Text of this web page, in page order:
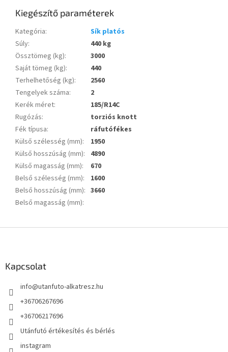
Kiegészítő paraméterek
Kategória:
Sík platós
Súly:
440 kg
Össztömeg (kg):
3000
Saját tömeg (kg):
440
Terhelhetőség (kg):
2560
Tengelyek száma:
2
Kerék méret:
185/R14C
Rugózás:
torziós knott
Fék típusa:
ráfutófékes
Külső szélesség (mm):
1950
Külső hosszúság (mm):
4890
Külső magasság (mm):
670
Belső szélesség (mm):
1600
Belső hosszúság (mm): 3660
Belső magasság (mm):
Kapcsolat
info@utanfuto-alkatresz.hu
+36706267696
+36706217696
Utánfutó értékesítés és bérlés
instagram